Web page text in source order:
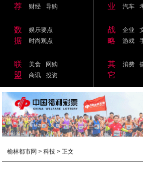
荐
财经
导购
业
汽车
数
据
娱乐要点
时尚观点
战
略
企业
游戏
联
盟
美食
网购
商讯
投资
其
它
消费
榆林都市网 >科技 > 正文